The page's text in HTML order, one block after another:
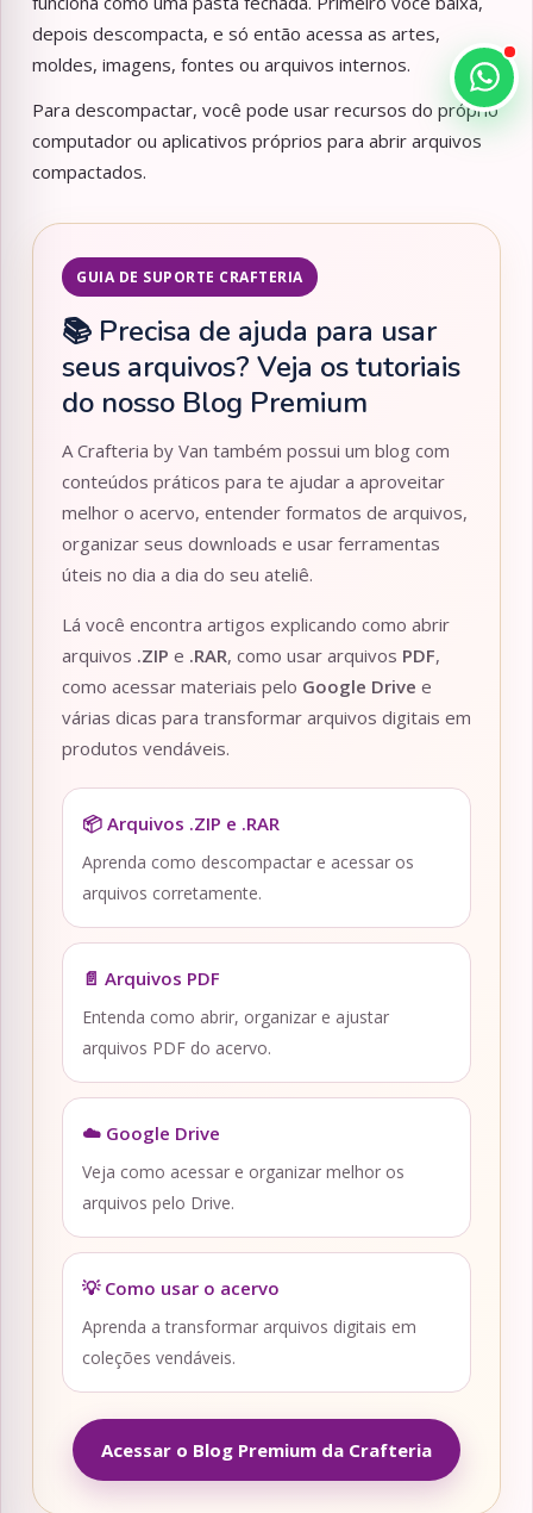
depois descompacta, e só então acessa as artes,
moldes, imagens, fontes ou arquivos internos.
Para descompactar, você pode usar recursos do próprio
computador ou aplicativos próprios para abrir arquivos
compactados.
GUIA DE SUPORTE CRAFTERIA
📚 Precisa de ajuda para usar
seus arquivos? Veja os tutoriais
do nosso Blog Premium
A Crafteria by Van também possui um blog com
conteúdos práticos para te ajudar a aproveitar
melhor o acervo, entender formatos de arquivos,
organizar seus downloads e usar ferramentas
úteis no dia a dia do seu ateliê.
Lá você encontra artigos explicando como abrir
arquivos .ZIP e .RAR, como usar arquivos PDF,
como acessar materiais pelo Google Drive e
várias dicas para transformar arquivos digitais em
produtos vendáveis.
📦 Arquivos .ZIP e .RAR
Aprenda como descompactar e acessar os
arquivos corretamente.
📄 Arquivos PDF
Entenda como abrir, organizar e ajustar
arquivos PDF do acervo.
☁️ Google Drive
Veja como acessar e organizar melhor os
arquivos pelo Drive.
💡 Como usar o acervo
Aprenda a transformar arquivos digitais em
coleções vendáveis.
Acessar o Blog Premium da Crafteria